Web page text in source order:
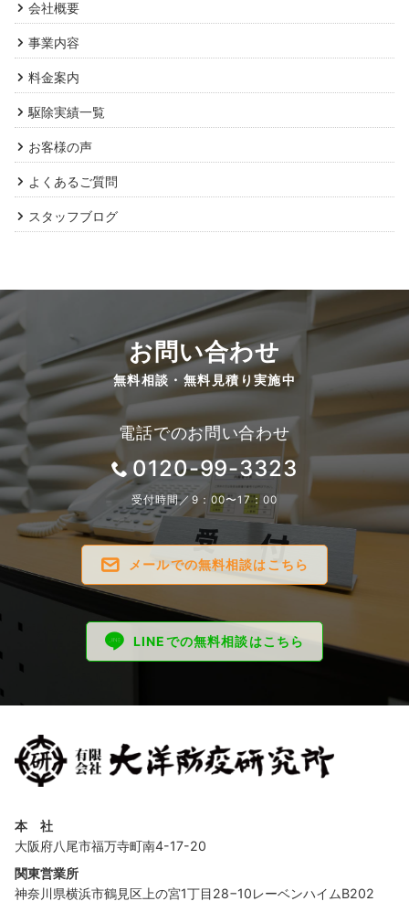
会社概要
事業内容
料金案内
駆除実績一覧
お客様の声
よくあるご質問
スタッフブログ
お問い合わせ
無料相談・無料見積り実施中
電話でのお問い合わせ
0120-99-3323
受付時間／9：00〜17：00
メールでの無料相談はこちら
LINEでの無料相談はこちら
本 社
大阪府八尾市福万寺町南4-17-20
関東営業所
神奈川県横浜市鶴見区上の宮1丁目28−10レーベンハイムB202